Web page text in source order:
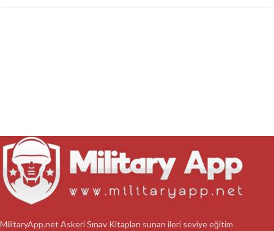
MilitaryApp.net Askeri Sınav Kitapları sunan ileri seviye eğitim